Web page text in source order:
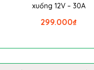
xuống 12V – 30A
₫
299.000